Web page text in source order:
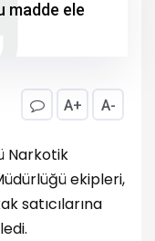
madde ele
A+ A-
Narkotik
ekipleri,
satıcılarına